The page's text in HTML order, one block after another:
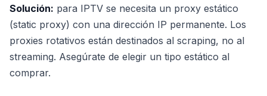
Solución: para IPTV se necesita un proxy estático
(static proxy) con una dirección IP permanente. Los
proxies rotativos están destinados al scraping, no al
streaming. Asegúrate de elegir un tipo estático al
comprar.